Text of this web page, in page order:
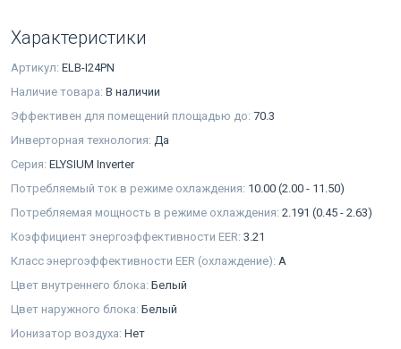
Характеристики
Артикул: ELB-I24PN
Наличие товара: В наличии
Эффективен для помещений площадью до: 70.3
Инверторная технология: Да
Серия: ELYSIUM Inverter
Потребляемый ток в режиме охлаждения: 10.00 (2.00 - 11.50)
Потребляемая мощность в режиме охлаждения: 2.191 (0.45 - 2.63)
Коэффициент энергоэффективности EER: 3.21
Класс энергоэффективности EER (охлаждение): A
Цвет внутреннего блока: Белый
Цвет наружного блока: Белый
Ионизатор воздуха: Нет